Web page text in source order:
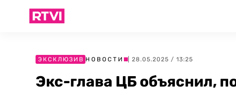
ЭКСКЛЮЗИВ НОВОСТИ | 28.05.2025 / 13:25
Экс-глава ЦБ объяснил,